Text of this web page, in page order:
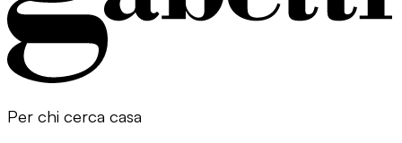
Per chi cerca casa